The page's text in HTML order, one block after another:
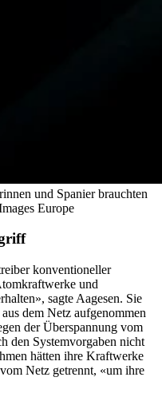
und Spanier brauchten
Europe
konventioneller
und
sagte Aagesen. Sie
dem Netz aufgenommen
der Überspannung vom
den Systemvorgaben nicht
hätten ihre Kraftwerke
Netz getrennt, «um ihre